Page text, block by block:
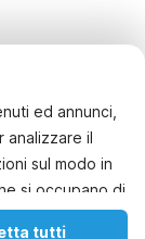
ed annunci,
analizzare il
sul modo in
si occupano di
i quali
tutti
martin-de-re
trojan-les-bains
les-